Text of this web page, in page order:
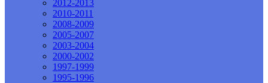
2012-2013
2010-2011
2008-2009
2005-2007
2003-2004
2000-2002
1997-1999
1995-1996